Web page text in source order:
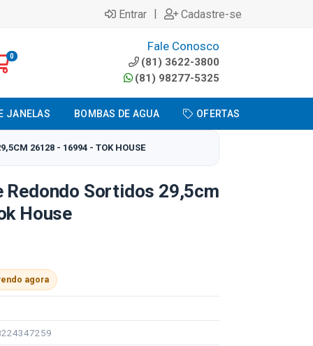
Entrar | Cadastre-se
0
Fale Conosco
(81) 3622-3800
(81) 98277-5325
JANELAS BOMBAS DE AGUA OFERTAS
26128 - 16994 - TOK HOUSE
Redondo Sortidos 29,5cm
House
agora